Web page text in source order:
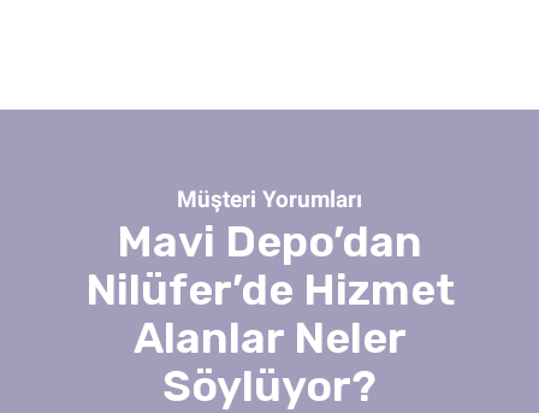
Müşteri Yorumları
Mavi Depo’dan
Nilüfer’de Hizmet
Alanlar Neler
Söylüyor?